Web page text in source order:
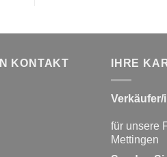
KONTAKT IHRE
Verkäufer/
für unsere
Mettingen